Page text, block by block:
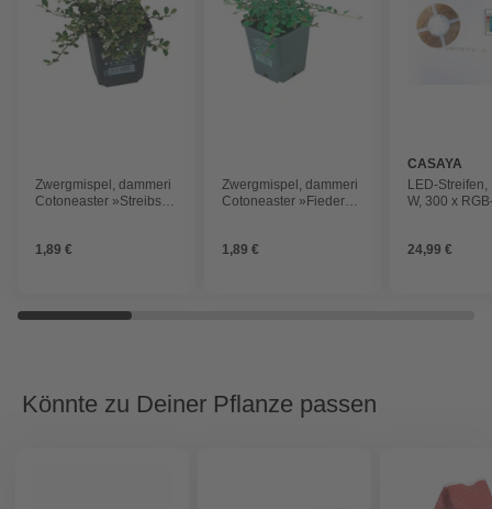
Zwergmispel, dammeri
Cotoneaster »Streibs
1,89 €
Zwergmispel, dammeri
Cotoneaster »Fieders
1,89 €
CASAYA
LED-Streifen,
W, 300 x
24,99 €
Könnte zu Deiner Pflanze passen